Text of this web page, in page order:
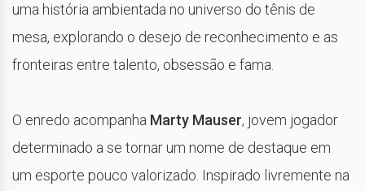
uma história ambientada no universo do tênis de
mesa, explorando o desejo de reconhecimento e as
fronteiras entre talento, obsessão e fama.
O enredo acompanha Marty Mauser, jovem jogador
determinado a se tornar um nome de destaque em
um esporte pouco valorizado. Inspirado livremente na